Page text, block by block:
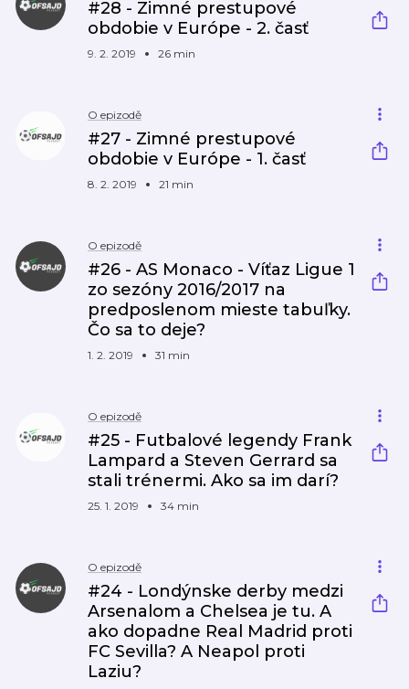
#28 - Zimné prestupové
obdobie v Európe - 2. časť
9. 2. 2019 26 min
O epizodě
#27 - Zimné prestupové
obdobie v Európe - 1. časť
8. 2. 2019 21 min
O epizodě
#26 - AS Monaco - Víťaz Ligue 1
zo sezóny 2016/2017 na
predposlenom mieste tabuľky.
Čo sa to deje?
1. 2. 2019 31 min
O epizodě
#25 - Futbalové legendy Frank
Lampard a Steven Gerrard sa
stali trénermi. Ako sa im darí?
25. 1. 2019 34 min
O epizodě
#24 - Londýnske derby medzi
Arsenalom a Chelsea je tu. A
ako dopadne Real Madrid proti
FC Sevilla? A Neapol proti
Laziu?